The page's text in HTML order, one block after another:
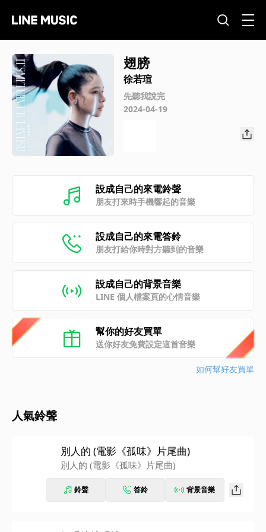
翅膀
徐若瑄
先聽我說完
2024-04-19
設成自己的來電鈴聲
朋友打來時手機響起的音樂
設成自己的來電答鈴
朋友打給你時對方聽到的音樂
設成自己的背景音樂
LINE 個人檔案頁的心情音樂
幫你的好友買單
送你好友免費設定這首音樂
如何幫好友買單
人氣鈴聲
別人的 (電影《孤味》片尾曲)
別人的 (電影《孤味》片尾曲)
鈴聲 答鈴 背景音樂